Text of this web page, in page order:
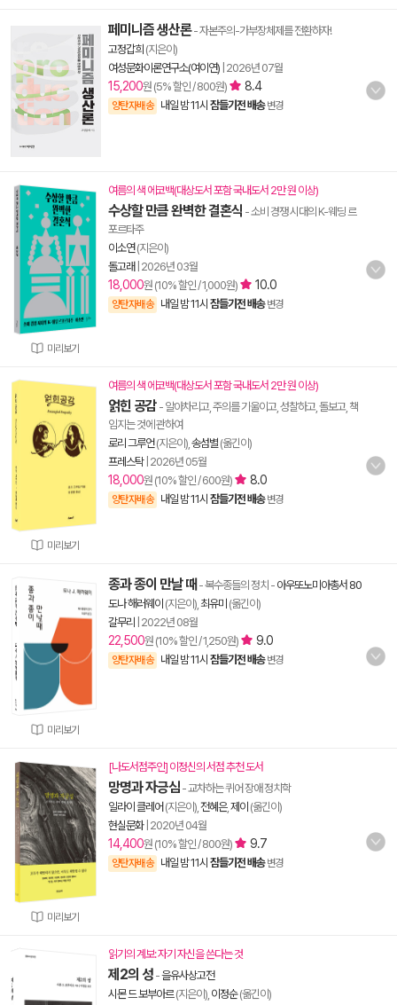
페미니즘 생산론- 자본주의-가부장체제를 전환하자!
고정갑희 (지은이)
여성문화이론연구소(여이연) 2026년 07월
15,200원 (5% 할인 / 800원) 8.4
양탄자배송 내일 밤 11시 잠들기전 배송 변경
미리보기
여름의 색 에코백(대상도서 포함 국내도서 2만 원 이상)
수상할 만큼 완벽한 결혼식 - 소비 경쟁 시대의 K-웨딩 르
포르타주
이소연(지은이)
돌고래 2026년 03월
18,000원 (10% 할인 / 1,000원) 10.0
양탄자배송 내일 밤 11시 잠들기전 배송 변경
미리보기
여름의 색 에코백(대상도서 포함 국내도서 2만 원 이상)
얽힌 공감 - 알아차리고, 주의를 기울이고, 성찰하고, 돌보고, 책
임지는 것에 관하여
로리 그루언(지은이), 송섬별 (옮긴이)
프레스탁| 2026년 05월
18,000원 (10% 할인 / 600원) 8.0
양탄자배송 내일 밤 11시 잠들기전 배송 변경
미리보기
종과 종이 만날 때 - 복수종들의 정치 - 아우또노미아총서 80
도나 해러웨이 (지은이), 최유미 (옮긴이)
갈무리
2022년 08월
22,500원 (10% 할인 / 1,250원) 9.0
양탄자배송 내일 밤 11시 잠들기전 배송 변경
미리보기
[나도서점주인] 이정신의 서점 추천 도서
망명과 자긍심 - 교차하는 퀴어 장애 정치학
일라이 클레어 (지은이), 전혜은, 제이 (옮긴이)
현실문화| 2020년 04월
14,400원 (10% 할인 / 800원) 9.7
양탄자배송 내일 밤 11시 잠들기전 배송 변경
읽기의 계보: 자기 자신을 쓴다는 것
제2의 성 -을유사상고전
시몬 드 보부아르(지은이), 이정순(옮긴이)